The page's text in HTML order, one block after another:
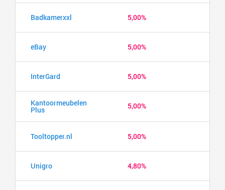
Badkamerxxl 5,00%
eBay 5,00%
InterGard 5,00%
Kantoormeubelen
Plus 5,00%
Tooltopper.nl 5,00%
Unigro 4,80%